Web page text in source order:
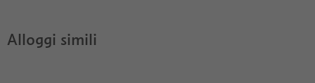
Alloggi simili